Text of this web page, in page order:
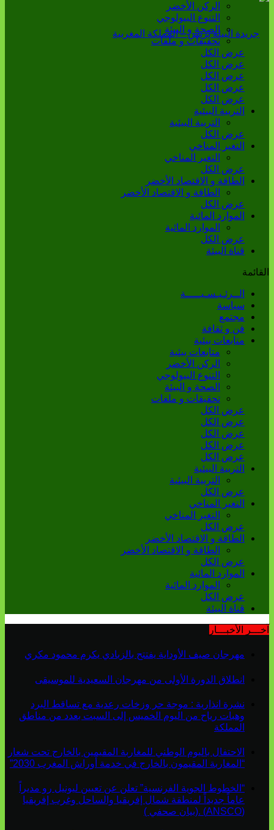
الركن الأخضر
التنوع البيولوجي
الصحة و البيئة
تحقيقات و ملفات
عرض الكل
عرض الكل
عرض الكل
عرض الكل
عرض الكل
التربية البيئية
التربية البيئية
عرض الكل
التغير المناخي
التغير المناخي
عرض الكل
الطاقة و الاقتصاد الأخضر
الطاقة و الاقتصاد الأخضر
عرض الكل
الموارد المائية
الموارد المائية
عرض الكل
قناة البيئة
القائمة
الــرئـيـسـيـــــة
سياسة
مجتمع
فن و ثقافة
متابعات بيئية
متابعات بيئية
الركن الأخضر
التنوع البيولوجي
الصحة و البيئة
تحقيقات و ملفات
عرض الكل
عرض الكل
عرض الكل
عرض الكل
عرض الكل
التربية البيئية
التربية البيئية
عرض الكل
التغير المناخي
التغير المناخي
عرض الكل
الطاقة و الاقتصاد الأخضر
الطاقة و الاقتصاد الأخضر
عرض الكل
الموارد المائية
الموارد المائية
عرض الكل
قناة البيئة
آخـــر الأخبـــار
مهرجان صيف الأوداية يفتتح بالزبادي يكرم محمود مكري
انطلاق الدورة الأولى من مهرجان السعيدية للموسيقى
نشرة انذارية : موجة حر وزخات رعدية مع تساقط البرد
وهبات رياح من اليوم الخميس إلى السبت بعدد من مناطق
المملكة
الاحتفال باليوم الوطني للمغاربة المقيمين بالخارج تحت شعار
“المغاربة المقيمون بالخارج في خدمة أوراش المغرب 2030”
“الخطوط الجوية الفرنسية” تعلن عن تعيين ليونيل رو مديراً
عاماً جديداً لمنطقة شمال إفريقيا والساحل وغرب إفريقيا
(ANSCO) .(بيان صحفي )